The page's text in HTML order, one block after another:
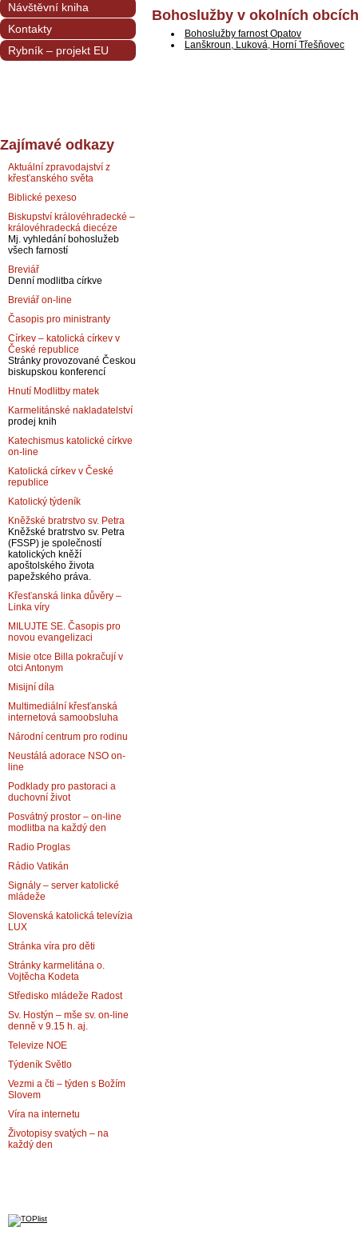
Bohoslužby v okolních obcích
Bohoslužby farnost Opatov
Lanškroun, Luková, Horní Třešňovec
Návštěvní kniha
Kontakty
Rybník – projekt EU
Zajímavé odkazy
Aktuální zpravodajství z
křesťanského světa
Biblické pexeso
Biskupství královéhradecké –
královéhradecká diecéze
Mj. vyhledání bohoslužeb
všech farností
Breviář
Denní modlitba církve
Breviář on-line
Časopis pro ministranty
Církev – katolická církev v
České republice
Stránky provozované Českou
biskupskou konferencí
Hnutí Modlitby matek
Karmelitánské nakladatelství
prodej knih
Katechismus katolické církve
on-line
Katolická církev v České
republice
Katolický týdeník
Kněžské bratrstvo sv. Petra
Kněžské bratrstvo sv. Petra
(FSSP) je společností
katolických kněží
apoštolského života
papežského práva.
Křesťanská linka důvěry –
Linka víry
MILUJTE SE. Časopis pro
novou evangelizaci
Misie otce Billa pokračují v
otci Antonym
Misijní díla
Multimediální křesťanská
internetová samoobsluha
Národní centrum pro rodinu
Neustálá adorace NSO on-
line
Podklady pro pastoraci a
duchovní život
Posvátný prostor – on-line
modlitba na každý den
Radio Proglas
Rádio Vatikán
Signály – server katolické
mládeže
Slovenská katolická televízia
LUX
Stránka víra pro děti
Stránky karmelitána o.
Vojtěcha Kodeta
Středisko mládeže Radost
Sv. Hostýn – mše sv. on-line
denně v 9.15 h. aj.
Televize NOE
Týdeník Světlo
Vezmi a čti – týden s Božím
Slovem
Víra na internetu
Životopisy svatých – na
každý den